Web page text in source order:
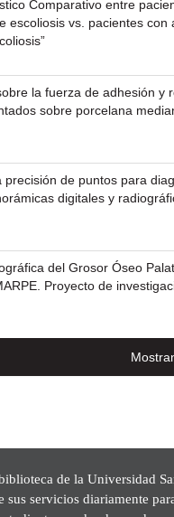
Comparativo entre
escoliosis vs. pacientes
la fuerza de adhesión y
sobre porcelana
precisión de puntos para
digitales y
del Grosor Óseo
Proyecto de
de la Universidad
sus servicios diariamente